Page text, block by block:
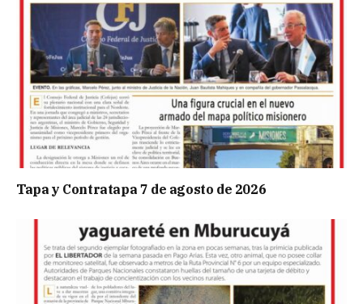
Tapa y Contratapa 7 de agosto de 2026